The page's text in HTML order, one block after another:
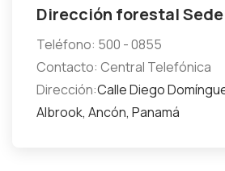
Dirección forestal
Teléfono: 500 - 0855
Contacto: Central Telefónica
Dirección:Calle Diego
Albrook, Ancón, Panamá